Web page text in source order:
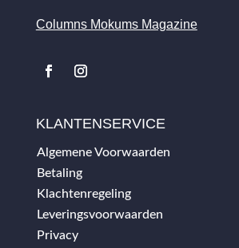
Columns Mokums Magazine
KLANTENSERVICE
Algemene Voorwaarden
Betaling
Klachtenregeling
Leveringsvoorwaarden
Privacy